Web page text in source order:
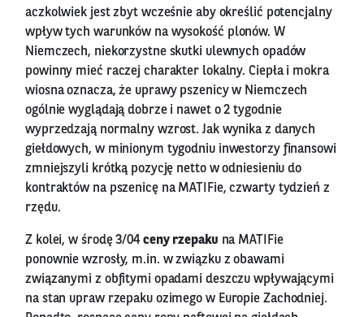
aczkolwiek jest zbyt wcześnie aby określić potencjalny
wpływ tych warunków na wysokość plonów. W
Niemczech, niekorzystne skutki ulewnych opadów
powinny mieć raczej charakter lokalny. Ciepła i mokra
wiosna oznacza, że uprawy pszenicy w Niemczech
ogólnie wyglądają dobrze i nawet o 2 tygodnie
wyprzedzają normalny wzrost. Jak wynika z danych
giełdowych, w minionym tygodniu inwestorzy finansowi
zmniejszyli krótką pozycję netto w odniesieniu do
kontraktów na pszenicę na MATIFie, czwarty tydzień z
rzędu.
Z kolei, w środę 3/04ceny rzepaku na MATIFie
ponownie wzrosły, m.in. w związku z obawami
związanymi z obfitymi opadami deszczu wpływającymi
na stan upraw rzepaku ozimego w Europie Zachodniej.